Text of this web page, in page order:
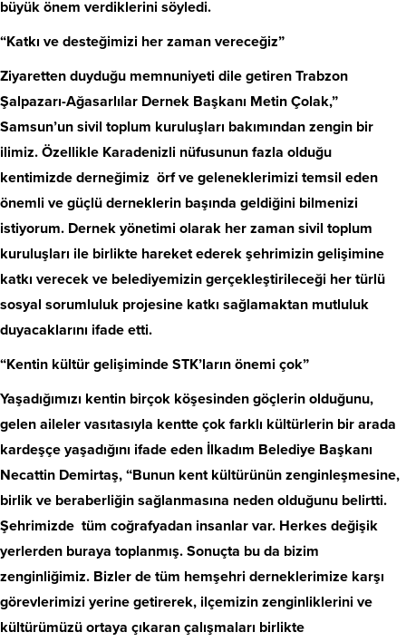
büyük önem verdiklerini söyledi.
“Katkı ve desteğimizi her zaman vereceğiz”
Ziyaretten duyduğu memnuniyeti dile getiren Trabzon
Şalpazarı-Ağasarlılar Dernek Başkanı Metin Çolak,”
Samsun’un sivil toplum kuruluşları bakımından zengin bir
ilimiz. Özellikle Karadenizli nüfusunun fazla olduğu
kentimizde derneğimiz örf ve geleneklerimizi temsil eden
önemli ve güçlü derneklerin başında geldiğini bilmenizi
istiyorum. Dernek yönetimi olarak her zaman sivil toplum
kuruluşları ile birlikte hareket ederek şehrimizin gelişimine
katkı verecek ve belediyemizin gerçekleştirileceği her türlü
sosyal sorumluluk projesine katkı sağlamaktan mutluluk
duyacaklarını ifade etti.
“Kentin kültür gelişiminde STK’ların önemi çok”
Yaşadığımızı kentin birçok köşesinden göçlerin olduğunu,
gelen aileler vasıtasıyla kentte çok farklı kültürlerin bir arada
kardeşçe yaşadığını ifade eden İlkadım Belediye Başkanı
Necattin Demirtaş, “Bunun kent kültürünün zenginleşmesine,
birlik ve beraberliğin sağlanmasına neden olduğunu belirtti.
Şehrimizde tüm coğrafyadan insanlar var. Herkes değişik
yerlerden buraya toplanmış. Sonuçta bu da bizim
zenginliğimiz. Bizler de tüm hemşehri derneklerimize karşı
görevlerimizi yerine getirerek, ilçemizin zenginliklerini ve
kültürümüzü ortaya çıkaran çalışmaları birlikte